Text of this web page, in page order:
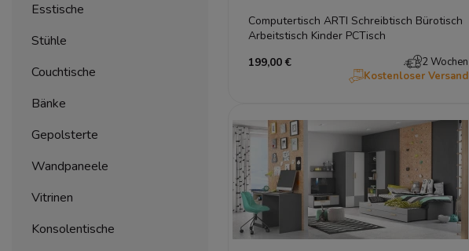
Esstische
Stühle
Couchtische
Bänke
Gepolsterte
Wandpaneele
Vitrinen
Konsolentische
Computertisch ARTI Schreibtisch Bürotisch
Arbeitstisch Kinder PCTisch
199,00 €
2 Wochen
Kostenloser Versand